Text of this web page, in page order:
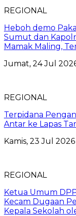
REGIONAL
Heboh demo
Sumut dan
Mamak Maling,
Jumat, 24 Jul
REGIONAL
Terpidana
Antar ke Lapas
Kamis, 23 Jul
REGIONAL
Ketua Umum
Kecam Dugaan
Kepala Sekolah